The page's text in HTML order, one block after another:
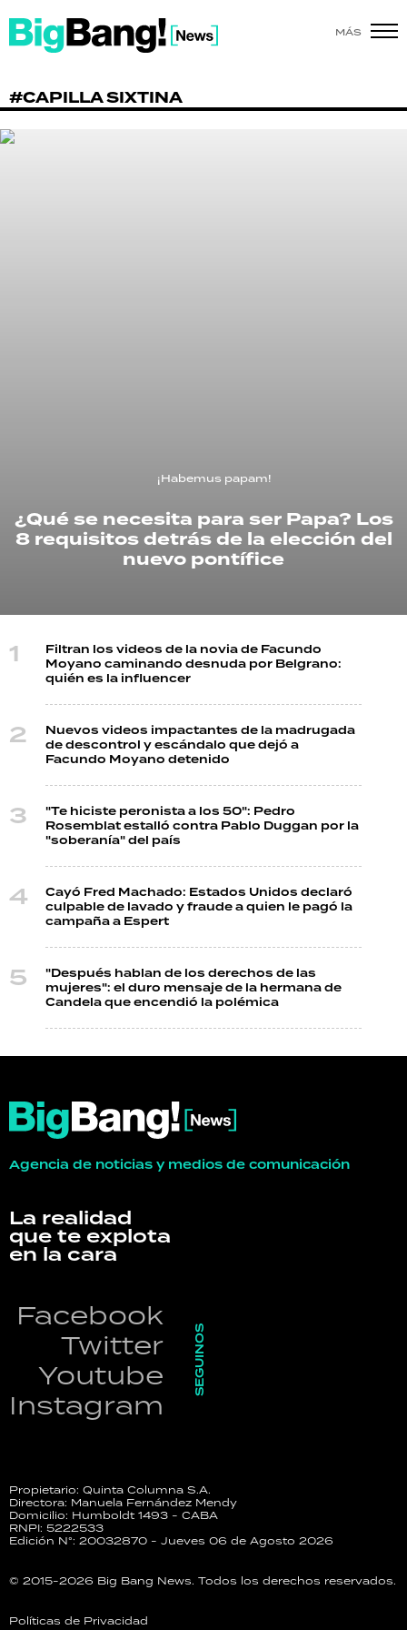
MÁS
#CAPILLA SIXTINA
¡Habemus papam!
¿Qué se necesita para ser Papa? Los
8 requisitos detrás de la elección del
nuevo pontífice
Filtran los videos de la novia de Facundo
Moyano caminando desnuda por Belgrano:
quién es la influencer
Nuevos videos impactantes de la madrugada
de descontrol y escándalo que dejó a
Facundo Moyano detenido
"Te hiciste peronista a los 50": Pedro
Rosemblat estalló contra Pablo Duggan por la
"soberanía" del país
Cayó Fred Machado: Estados Unidos declaró
culpable de lavado y fraude a quien le pagó la
campaña a Espert
"Después hablan de los derechos de las
mujeres": el duro mensaje de la hermana de
Candela que encendió la polémica
Agencia de noticias y medios de comunicación
La realidad
que te explota
en la cara
Facebook
Twitter
Youtube
Instagram
SEGUINOS
Propietario: Quinta Columna S.A.
Directora: Manuela Fernández Mendy
Domicilio: Humboldt 1493 - CABA
RNPI: 5222533
Edición N°: 20032870 - Jueves 06 de Agosto 2026
© 2015-2026 Big Bang News. Todos los derechos reservados.
Políticas de Privacidad
SHOW
POLÍTICA
RECETAS
PALABRAS
Seguinos